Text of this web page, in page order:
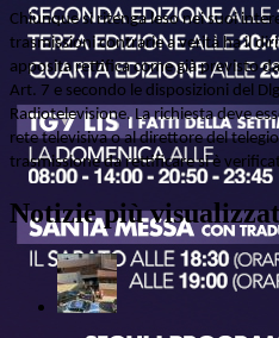
Chiunque si ritenga leso nei suoi
trasmissioni contrarie a verità ha il
apposita rettifica come già previsto
Art. 7 e secondo le disposizioni del
Radiotelevisione. La richiesta deve
rete televisiva o al direttore del
trasmissione da rettificare si è
Notizie più